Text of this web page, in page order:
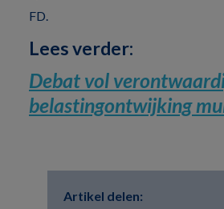
FD.
Lees verder:
Debat vol
belastingontwijking
Artikel delen: